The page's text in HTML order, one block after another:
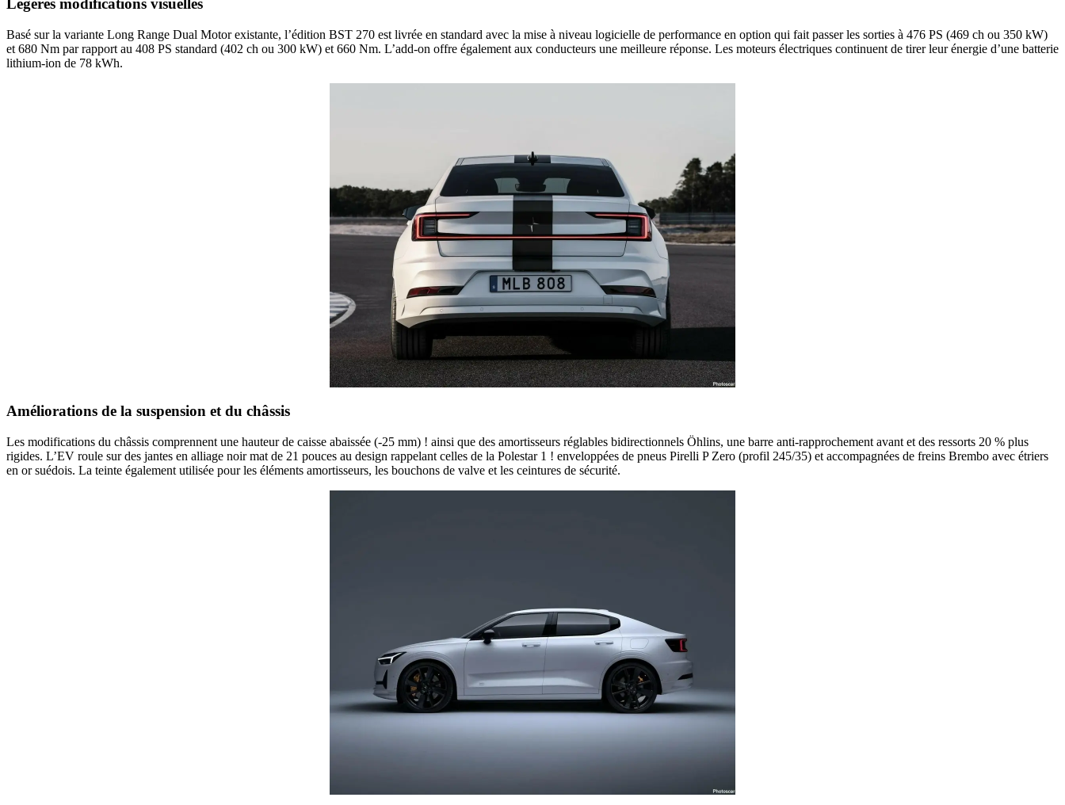
Légères modifications visuelles
Basé sur la variante Long Range Dual Motor existante, l’édition BST 270 est livrée en standard avec la mise à niveau logicielle de performance en option qui fait passer les sorties à 476 PS (469 ch ou 350 kW)
et 680 Nm par rapport au 408 PS standard (402 ch ou 300 kW) et 660 Nm. L’add-on offre également aux conducteurs une meilleure réponse. Les moteurs électriques continuent de tirer leur énergie d’une batterie
lithium-ion de 78 kWh.
Améliorations de la suspension et du châssis
Les modifications du châssis comprennent une hauteur de caisse abaissée (-25 mm) ! ainsi que des amortisseurs réglables bidirectionnels Öhlins, une barre anti-rapprochement avant et des ressorts 20 % plus
rigides. L’EV roule sur des jantes en alliage noir mat de 21 pouces au design rappelant celles de la Polestar 1 ! enveloppées de pneus Pirelli P Zero (profil 245/35) et accompagnées de freins Brembo avec étriers
en or suédois. La teinte également utilisée pour les éléments amortisseurs, les bouchons de valve et les ceintures de sécurité.